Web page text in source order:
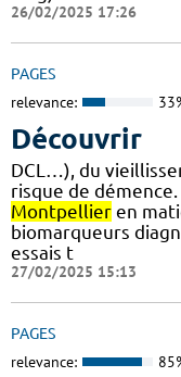
26/02/2025 17:26
PAGES
relevance:
Découvrir
DCL…), du
risque de
Montpellier en
biomarqueurs
essais t
27/02/2025 15:13
PAGES
relevance: